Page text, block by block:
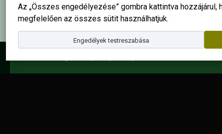
Az „Összes engedélyezése” gombra kattintva hozzájárul,
megfelelően az összes sütit használhatjuk.
Engedélyek testreszabása